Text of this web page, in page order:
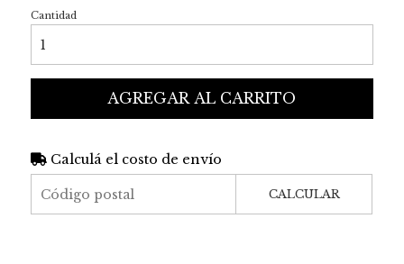
Cantidad
AGREGAR AL CARRITO
Calculá el costo de envío
CALCULAR